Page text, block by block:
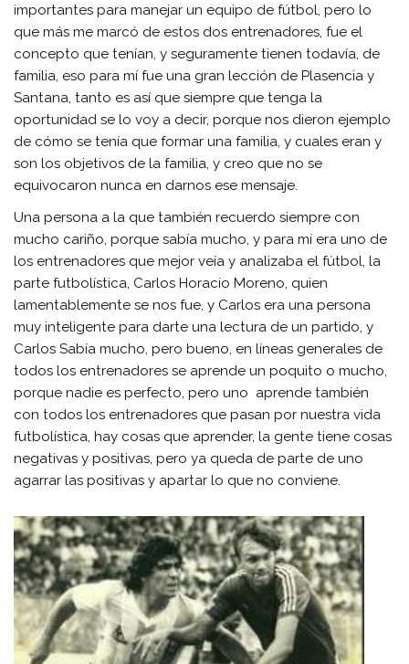
importantes para manejar un equipo de fútbol, pero lo
que más me marcó de estos dos entrenadores, fue el
concepto que tenían, y seguramente tienen todavía, de
familia, eso para mí fue una gran lección de Plasencia y
Santana, tanto es así que siempre que tenga la
oportunidad se lo voy a decir, porque nos dieron ejemplo
de cómo se tenía que formar una familia, y cuales eran y
son los objetivos de la familia, y creo que no se
equivocaron nunca en darnos ese mensaje.
Una persona a la que también recuerdo siempre con
mucho cariño, porque sabía mucho, y para mí era uno de
los entrenadores que mejor veía y analizaba el fútbol, la
parte futbolística, Carlos Horacio Moreno, quien
lamentablemente se nos fue, y Carlos era una persona
muy inteligente para darte una lectura de un partido, y
Carlos Sabía mucho, pero bueno, en líneas generales de
todos los entrenadores se aprende un poquito o mucho,
porque nadie es perfecto, pero uno aprende también
con todos los entrenadores que pasan por nuestra vida
futbolística, hay cosas que aprender, la gente tiene cosas
negativas y positivas, pero ya queda de parte de uno
agarrar las positivas y apartar lo que no conviene.